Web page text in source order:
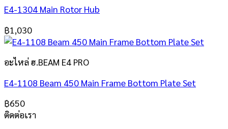
E4-1304 Main Rotor Hub
฿1,030
อะไหล่ ฮ.BEAM E4 PRO
E4-1108 Beam 450 Main Frame Bottom Plate Set
฿650
ติดต่อเรา